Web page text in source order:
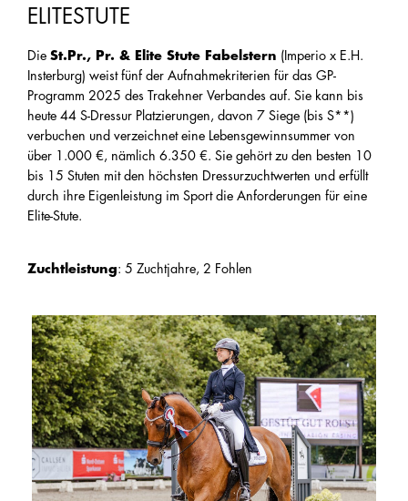
ELITESTUTE
DieSt.Pr., Pr. & Elite Stute Fabelstern (Imperio x E.H.
Insterburg) weist fünf der Aufnahmekriterien für das GP-
Programm 2025 des Trakehner Verbandes auf. Sie kann bis
heute 44 S-Dressur Platzierungen, davon 7 Siege (bis S**)
verbuchen und verzeichnet eine Lebensgewinnsummer von
über 1.000 €, nämlich 6.350 €. Sie gehört zu den besten 10
bis 15 Stuten mit den höchsten Dressurzuchtwerten und erfüllt
durch ihre Eigenleistung im Sport die Anforderungen für eine
Elite-Stute.
Zuchtleistung: 5 Zuchtjahre, 2 Fohlen